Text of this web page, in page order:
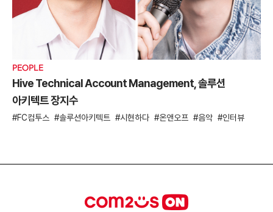
PEOPLE
Hive Technical Account Management, 솔루션
아키텍트 장지수
FC컴투스 솔루션아키텍트 시현하다 온앤오프 음악 인터뷰